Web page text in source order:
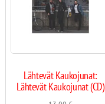
Lähtevät Kaukojunat:
Lähtevät Kaukojunat (CD)